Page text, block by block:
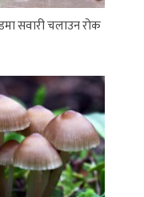
सवारी चलाउन रोक